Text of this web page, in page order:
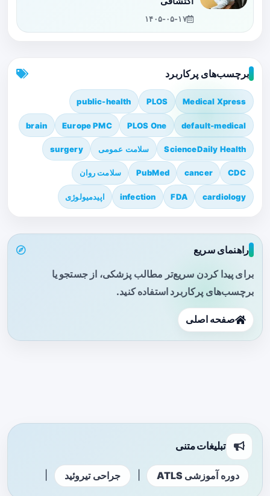
۱۴۰۵-۰۵-۱۷
برچسب‌های پرکاربرد
Medical Xpress
PLOS
public-health
default-medical
PLOS One
Europe PMC
brain
ScienceDaily Health سلامت عمومی surgery
CDC
cancer
PubMed سلامت روان
cardiology
FDA
infection اپیدمیولوژی
راهنمای سریع
برای پیدا کردن سریع‌تر مطالب پزشکی، از جستجو یا
برچسب‌های پرکاربرد استفاده کنید.
صفحه اصلی
تبلیغات متنی
دوره آموزشی ATLS جراحی تیروئید